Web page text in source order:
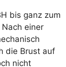
bis ganz zum
einer
die Brust auf
nicht